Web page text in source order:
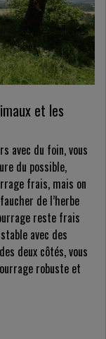
et les
avec du foin, vous
du possible,
frais, mais on
de l’herbe
reste frais
avec des
deux côtés, vous
robuste et